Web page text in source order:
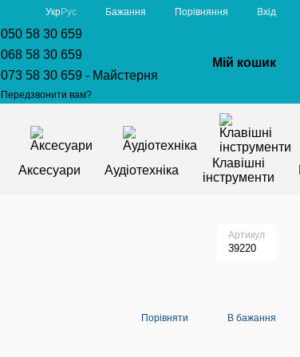
УкрРус Бажання Порівняння Вхід
050 58 30 659
068 58 30 659
073 58 30 659 - Майстерня
Передзвонити вам?
Мій кошик
Аксесуари Аудіотехніка
Клавішні
інструменти
Артикул
39220
Порівняти В бажання